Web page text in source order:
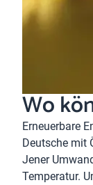
Wo
Erneuerbare
Deutsche mit
Jener
Temperatur.